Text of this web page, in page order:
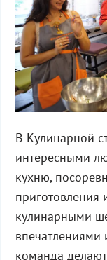
В Кулинарной
интересными
кухню,
приготовления
кулинарными
команда